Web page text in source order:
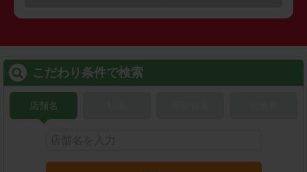
こだわり条件で検索
店舗名